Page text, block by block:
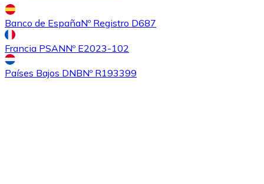
Banco de EspañaNº Registro D687
Francia PSANNº E2023-102
Países Bajos DNBNº R193399